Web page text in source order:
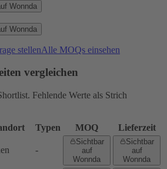
Wonnda
Wonnda
stellenAlle MOQs einsehen
vergleichen
Fehlende Werte als Strich
Typen MOQ Lieferzeit
-
Sichtbar
auf
Wonnda
Sichtbar
auf
Wonnda